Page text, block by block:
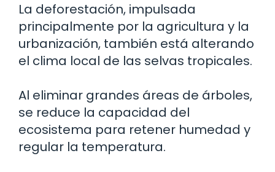
La deforestación, impulsada
principalmente por la agricultura y la
urbanización, también está alterando
el clima local de las selvas tropicales.
Al eliminar grandes áreas de árboles,
se reduce la capacidad del
ecosistema para retener humedad y
regular la temperatura.